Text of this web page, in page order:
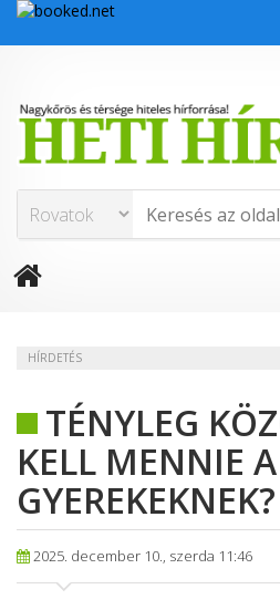
HÍRDETÉS
TÉNYLEG
KELL MENNIE
GYEREKEKNEK?
2025. december 10., szerda 11:46